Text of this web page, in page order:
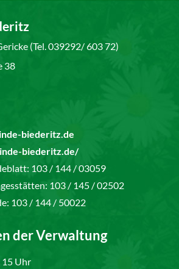
(Tel. 039292/ 603 72)
38
biederitz.de
biederitz.de/
103 / 144 / 03059
103 / 145 / 02502
103 / 144 / 50022
der Verwaltung
15 Uhr